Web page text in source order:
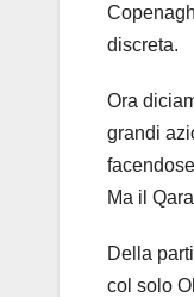
discreta.
Ora
grandi
Ma il
Della
col solo